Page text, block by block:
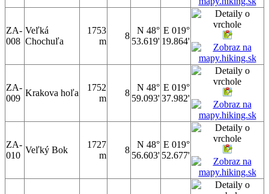
ZA-
008
Veľká
Chochuľa
1753
m
8
N 48°
53.619'
E 019°
19.864'
ZA-
009
Krakova hoľa
1752
m
8
N 48°
59.093'
E 019°
37.982'
ZA-
010
Veľký Bok
1727
m
8
N 48°
56.603'
E 019°
52.677'